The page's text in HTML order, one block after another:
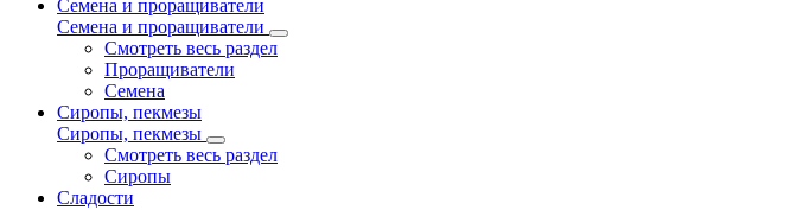
Семена и проращиватели
Семена и проращиватели
Смотреть весь раздел
Проращиватели
Семена
Сиропы, пекмезы
Сиропы, пекмезы
Смотреть весь раздел
Сиропы
Сладости